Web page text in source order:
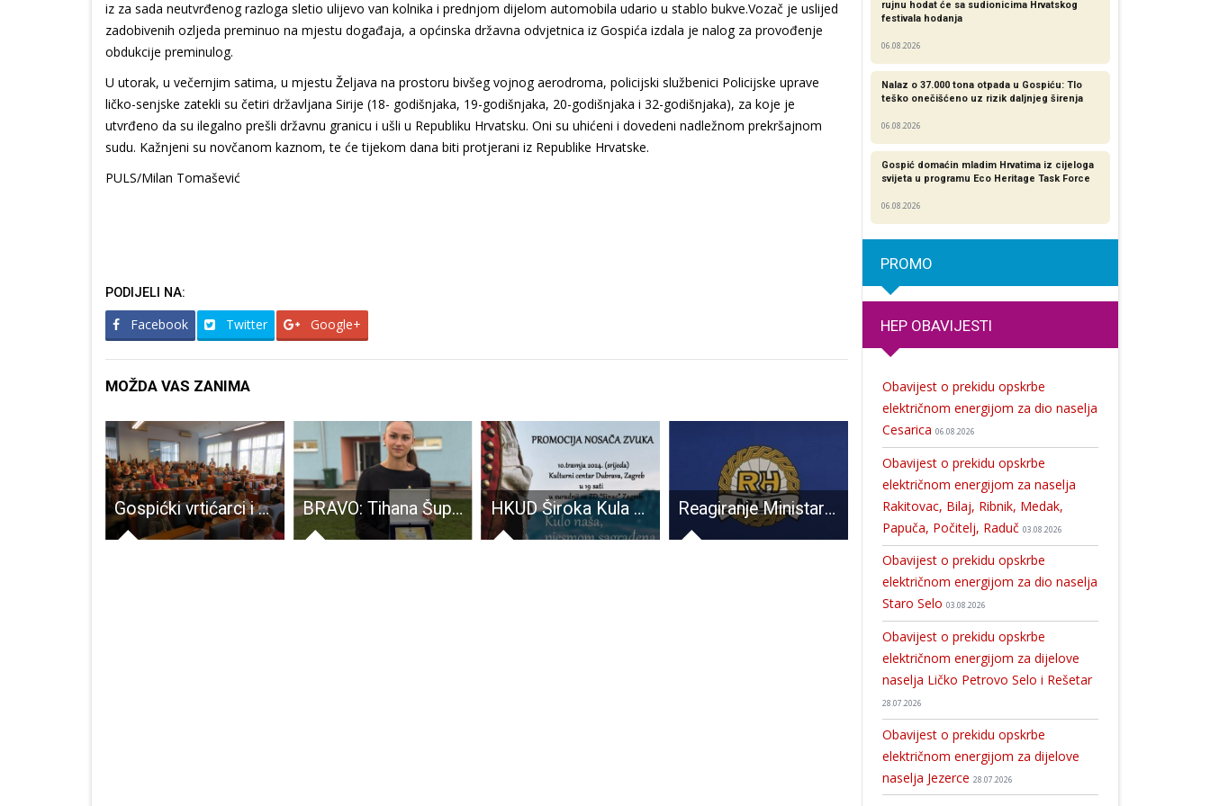
iz za sada neutvrđenog razloga sletio ulijevo van kolnika i prednjom dijelom automobila udario u stablo bukve.Vozač je uslijed
zadobivenih ozljeda preminuo na mjestu događaja, a općinska državna odvjetnica iz Gospića izdala je nalog za provođenje
obdukcije preminulog.
U utorak, u večernjim satima, u mjestu Željava na prostoru bivšeg vojnog aerodroma, policijski službenici Policijske uprave
ličko-senjske zatekli su četiri državljana Sirije (18- godišnjaka, 19-godišnjaka, 20-godišnjaka i 32-godišnjaka), za koje je
utvrđeno da su ilegalno prešli državnu granicu i ušli u Republiku Hrvatsku. Oni su uhićeni i dovedeni nadležnom prekršajnom
sudu. Kažnjeni su novčanom kaznom, te će tijekom dana biti protjerani iz Republike Hrvatske.
PULS/Milan Tomašević
PODIJELI NA:
Facebook Twitter Google+
MOŽDA VAS ZANIMA
Gospićki vrtićarci i osnovnoškolci posjetili gradsku upravu. Primili ih gradonačelnik Starčević i njegova zamjenica Prša BRAVO: Tihana Šuper prva je sutkinja futsala iz naše županije!!! HKUD Široka Kula u Zagrebu predstavlja nosač zvuka “Kulo naša, pjesmom sagrađena”! Reagiranje Ministarstva unutarnjih poslova Republike Hrvatske na objavu Amnesty International HKUD “Široka Kula” putuje u Italiju
rujnu hodat će sa sudionicima Hrvatskog
festivala hodanja
06.08.2026
Nalaz o 37.000 tona otpada u Gospiću: Tlo
teško onečišćeno uz rizik daljnjeg širenja
06.08.2026
Gospić domaćin mladim Hrvatima iz cijeloga
svijeta u programu Eco Heritage Task Force
06.08.2026
PROMO
HEP OBAVIJESTI
Obavijest o prekidu opskrbe
električnom energijom za dio naselja
Cesarica 06.08.2026
Obavijest o prekidu opskrbe
električnom energijom za naselja
Rakitovac, Bilaj, Ribnik, Medak,
Papuča, Počitelj, Raduč 03.08.2026
Obavijest o prekidu opskrbe
električnom energijom za dio naselja
Staro Selo 03.08.2026
Obavijest o prekidu opskrbe
električnom energijom za dijelove
naselja Ličko Petrovo Selo i Rešetar
28.07.2026
Obavijest o prekidu opskrbe
električnom energijom za dijelove
naselja Jezerce 28.07.2026